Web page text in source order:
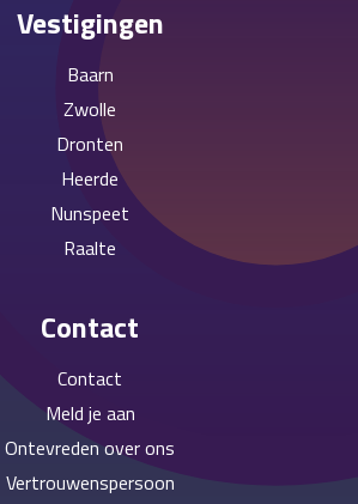
Vestigingen
Baarn
Zwolle
Dronten
Heerde
Nunspeet
Raalte
Contact
Contact
Meld je aan
Ontevreden over ons
Vertrouwenspersoon